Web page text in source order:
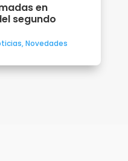
en
segundo
,Novedades